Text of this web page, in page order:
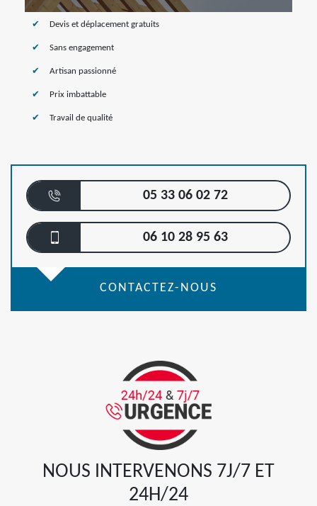
Devis et déplacement gratuits
Sans engagement
Artisan passionné
Prix imbattable
Travail de qualité
05 33 06 02 72
06 10 28 95 63
CONTACTEZ-NOUS
NOUS INTERVENONS 7J/7 ET
24H/24